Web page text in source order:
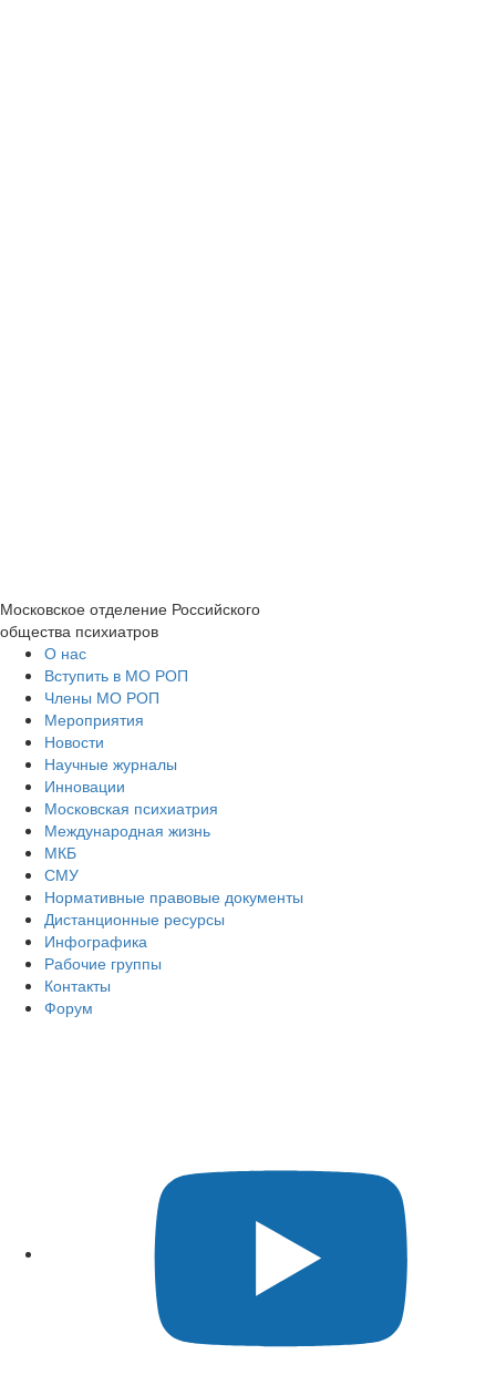
Московское отделение Российского
общества психиатров
О нас
Вступить в МО РОП
Члены МО РОП
Мероприятия
Новости
Научные журналы
Инновации
Московская психиатрия
Международная жизнь
МКБ
СМУ
Нормативные правовые документы
Дистанционные ресурсы
Инфографика
Рабочие группы
Контакты
Форум